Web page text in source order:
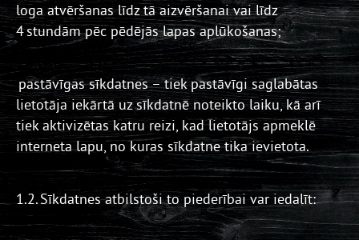
loga atvēršanas līdz tā aizvēršanai vai līdz
4 stundām pēc pēdējās lapas aplūkošanas;
pastāvīgas sīkdatnes – tiek pastāvīgi saglabātas
lietotāja iekārtā uz sīkdatnē noteikto laiku, kā arī
tiek aktivizētas katru reizi, kad lietotājs apmeklē
interneta lapu, no kuras sīkdatne tika ievietota.
1.2. Sīkdatnes atbilstoši to piederībai var iedalīt: